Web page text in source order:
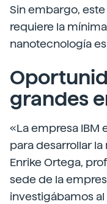
Sin embargo,
requiere la
nanotecnología
grandes
«La empresa IBM
para desarrollar
Enrike Ortega,
sede de la
investigábamos